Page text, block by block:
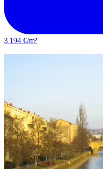
3 194 €/m²